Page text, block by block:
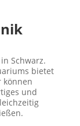
Schwarz.
bietet
können
und